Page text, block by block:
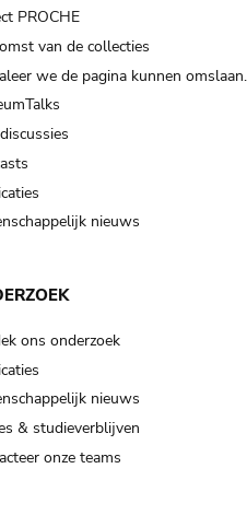
PROCHE
van de collecties
we de pagina kunnen
nieuws
ons onderzoek
nieuws
& studieverblijven
onze teams